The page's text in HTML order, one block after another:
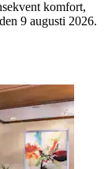
komfort,
9 augusti 2026.